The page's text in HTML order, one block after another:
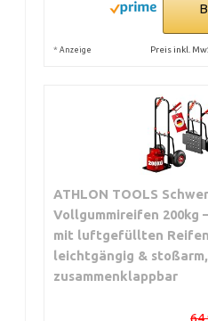
* Anzeige Preis inkl.
ATHLON TOOLS
Vollgummireifen 200kg
mit luftgefüllten
leichtgängig &
zusammenklappbar